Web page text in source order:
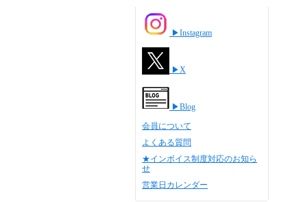
▶Instagram
▶X
▶Blog
会員について
よくある質問
★インボイス制度対応のお知ら
せ
営業日カレンダー